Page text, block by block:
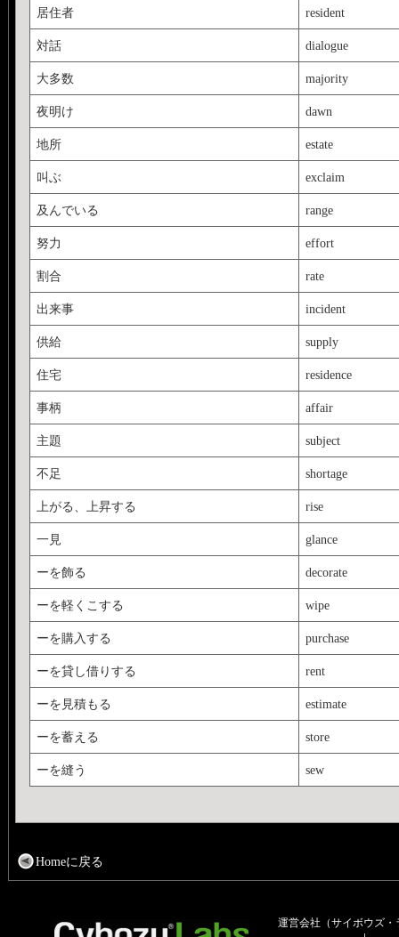
居住者 resident
対話 dialogue
大多数 majority
夜明け dawn
地所 estate
叫ぶ exclaim
及んでいる range
努力 effort
割合 rate
出来事 incident
供給 supply
住宅 residence
事柄 affair
主題 subject
不足 shortage
上がる、上昇する rise
一見 glance
ーを飾る decorate
ーを軽くこする wipe
ーを購入する purchase
ーを貸し借りする rent
ーを見積もる estimate
ーを蓄える store
ーを縫う sew
Homeに戻る
運営会社（サイボウズ・